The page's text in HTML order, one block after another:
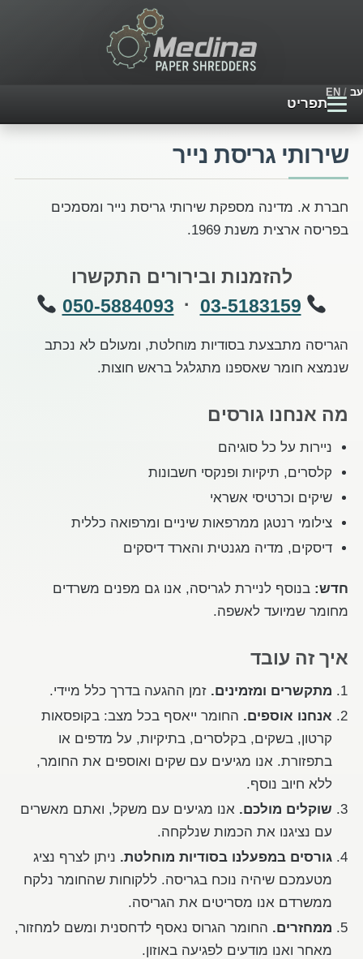
תפריט
עמוד הבית
שירותי גריסת נייר
שאלות נפוצות
על החברה
עב /
EN
שירותי גריסת נייר
חברת א. מדינה מספקת שירותי גריסת נייר ומסמכים
בפריסה ארצית משנת 1969.
להזמנות ובירורים התקשרו
03-5183159
·
050-5884093
הגריסה מתבצעת בסודיות מוחלטת, ומעולם לא נכתב
שנמצא חומר שאספנו מתגלגל בראש חוצות.
מה אנחנו גורסים
ניירות על כל סוגיהם
קלסרים, תיקיות ופנקסי חשבונות
שיקים וכרטיסי אשראי
צילומי רנטגן ממרפאות שיניים ומרפואה כללית
דיסקים, מדיה מגנטית והארד דיסקים
חדש: בנוסף לניירת לגריסה, אנו גם מפנים משרדים
מחומר שמיועד לאשפה.
איך זה עובד
מתקשרים ומזמינים. זמן ההגעה בדרך כלל מיידי.
אנחנו אוספים. החומר ייאסף בכל מצב: בקופסאות
קרטון, בשקים, בקלסרים, בתיקיות, על מדפים או
בתפזורת. אנו מגיעים עם שקים ואוספים את החומר,
ללא חיוב נוסף.
שוקלים מולכם. אנו מגיעים עם משקל, ואתם מאשרים
עם נציגנו את הכמות שנלקחה.
גורסים במפעלנו בסודיות מוחלטת. ניתן לצרף נציג
מטעמכם שיהיה נוכח בגריסה. ללקוחות שהחומר נלקח
ממשרדם אנו מסריטים את הגריסה.
ממחזרים. החומר הגרוס נאסף לדחסנית ומשם למחזור,
מאחר ואנו מודעים לפגיעה באוזון.